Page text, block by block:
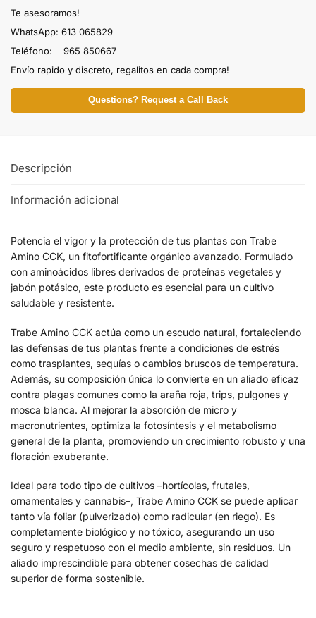
Te asesoramos!
WhatsApp: 613 065829
Teléfono: 965 850667
Envío rapido y discreto, regalitos en cada compra!
Questions? Request a Call Back
Descripción
Información adicional
Potencia el vigor y la protección de tus plantas con Trabe
Amino CCK, un fitofortificante orgánico avanzado. Formulado
con aminoácidos libres derivados de proteínas vegetales y
jabón potásico, este producto es esencial para un cultivo
saludable y resistente.
Trabe Amino CCK actúa como un escudo natural, fortaleciendo
las defensas de tus plantas frente a condiciones de estrés
como trasplantes, sequías o cambios bruscos de temperatura.
Además, su composición única lo convierte en un aliado eficaz
contra plagas comunes como la araña roja, trips, pulgones y
mosca blanca. Al mejorar la absorción de micro y
macronutrientes, optimiza la fotosíntesis y el metabolismo
general de la planta, promoviendo un crecimiento robusto y una
floración exuberante.
Ideal para todo tipo de cultivos –hortícolas, frutales,
ornamentales y cannabis–, Trabe Amino CCK se puede aplicar
tanto vía foliar (pulverizado) como radicular (en riego). Es
completamente biológico y no tóxico, asegurando un uso
seguro y respetuoso con el medio ambiente, sin residuos. Un
aliado imprescindible para obtener cosechas de calidad
superior de forma sostenible.